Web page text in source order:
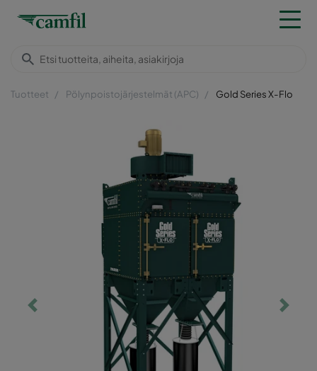
Tuotteet Pölynpoistojärjestelmät (APC) Gold Series X-Flo